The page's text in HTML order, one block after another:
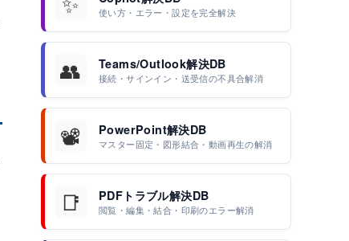
使い方・エラー・設定を完全解決
👥 Teams/Outlook解決DB
接続・サインイン・送受信の不具合解消
📽️ PowerPoint解決DB
マスター固定・図形結合・動画再生の解消
📑 PDFトラブル解決DB
閲覧・編集・結合・印刷のエラー解消